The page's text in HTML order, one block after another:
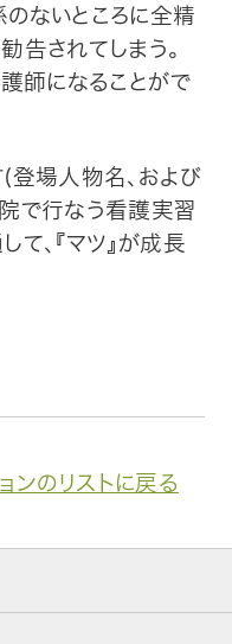
ないところに全精
告されてしまう。
護師になることがで
登場人物名、および
で行なう看護実習
、『マツ』が成長
ンのリストに戻る